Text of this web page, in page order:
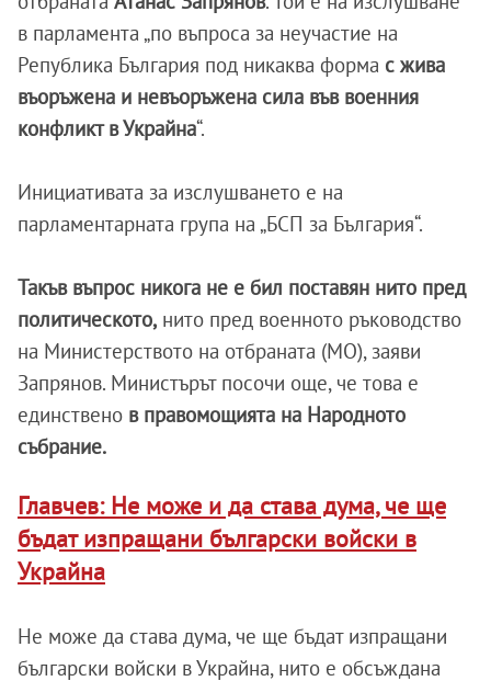
в парламента „по въпроса за неучастие на
Република България под никаква форма с жива
въоръжена и невъоръжена сила във военния
конфликт в Украйна“.
Инициативата за изслушването е на
парламентарната група на „БСП за България“.
Такъв въпрос никога не е бил поставян нито пред
политическото, нито пред военното ръководство
на Министерството на отбраната (МО), заяви
Запрянов. Министърът посочи още, че това е
единствено в правомощията на Народното
събрание.
Главчев: Не може и да става дума, че ще
бъдат изпращани български войски в
Украйна
Не може да става дума, че ще бъдат изпращани
български войски в Украйна, нито е обсъждана